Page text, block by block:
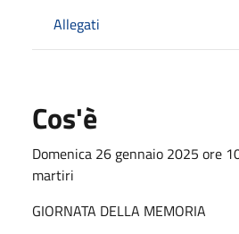
Allegati
Cos'è
Domenica 26 gennaio 2025 ore
martiri
GIORNATA DELLA MEMORIA